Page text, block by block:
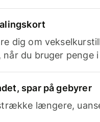
dig om
du bruger penge
spar på gebyrer
længere,